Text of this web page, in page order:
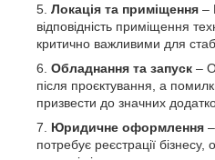
Локація та приміщення –
відповідність приміщення
критично важливими для
Обладнання та запуск –
після проєктування, а
призвести до значних
Юридичне оформлення
потребує реєстрації